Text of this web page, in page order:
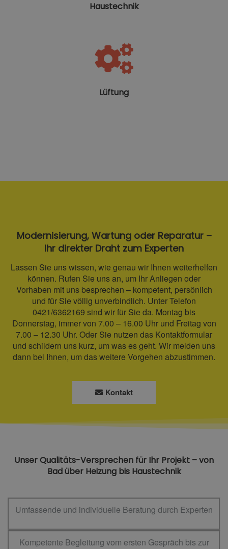
Haustechnik
Lüftung
Modernisierung, Wartung oder Reparatur –
Ihr direkter Draht zum Experten
Lassen Sie uns wissen, wie genau wir Ihnen weiterhelfen
können. Rufen Sie uns an, um Ihr Anliegen oder
Vorhaben mit uns besprechen – kompetent, persönlich
und für Sie völlig unverbindlich. Unter Telefon
0421/6362169 sind wir für Sie da. Montag bis
Donnerstag, immer von 7.00 – 16.00 Uhr und Freitag von
7.00 – 12.30 Uhr. Oder Sie nutzen das Kontaktformular
und schildern uns kurz, um was es geht. Wir melden uns
dann bei Ihnen, um das weitere Vorgehen abzustimmen.
Kontakt
Unser Qualitäts-Versprechen für Ihr Projekt – von
Bad über Heizung bis Haustechnik
Umfassende und individuelle Beratung durch Experten
Kompetente Begleitung vom ersten Gespräch bis zur